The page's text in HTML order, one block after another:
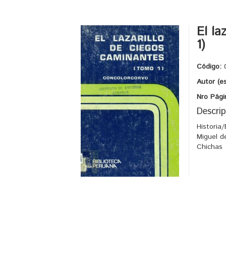
El
1)
Código:
Autor
Nro
Miguel
Chichas